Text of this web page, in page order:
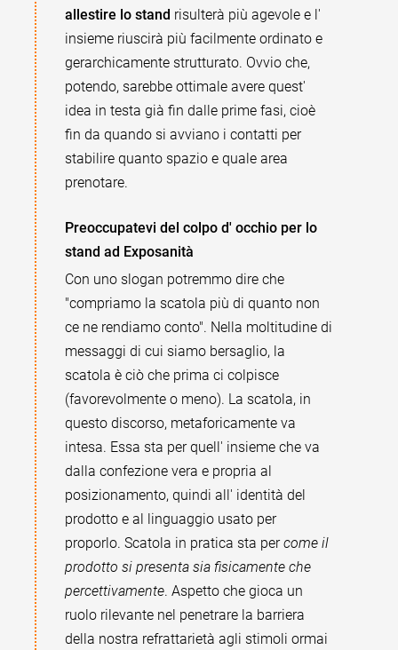
allestire lo stand risulterà più agevole e l'
insieme riuscirà più facilmente ordinato e
gerarchicamente strutturato. Ovvio che,
potendo, sarebbe ottimale avere quest'
idea in testa già fin dalle prime fasi, cioè
fin da quando si avviano i contatti per
stabilire quanto spazio e quale area
prenotare.
Preoccupatevi del colpo d' occhio per lo
stand ad Exposanità
Con uno slogan potremmo dire che
"compriamo la scatola più di quanto non
ce ne rendiamo conto". Nella moltitudine di
messaggi di cui siamo bersaglio, la
scatola è ciò che prima ci colpisce
(favorevolmente o meno). La scatola, in
questo discorso, metaforicamente va
intesa. Essa sta per quell' insieme che va
dalla confezione vera e propria al
posizionamento, quindi all' identità del
prodotto e al linguaggio usato per
proporlo. Scatola in pratica sta percome il
prodotto si presenta sia fisicamente che
percettivamente. Aspetto che gioca un
ruolo rilevante nel penetrare la barriera
della nostra refrattarietà agli stimoli ormai